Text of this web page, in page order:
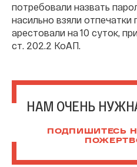
потребовали назвать
насильно взяли отпечатки
арестовали на 10 суток,
ст. 202.2 КоАП.
НАМ ОЧЕНЬ
ПОДПИШИТЕСЬ